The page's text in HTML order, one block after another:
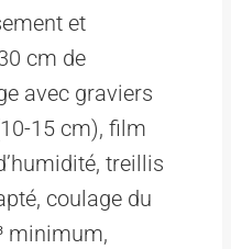
et
cm de
avec graviers
15 cm), film
treillis
coulage du
minimum,